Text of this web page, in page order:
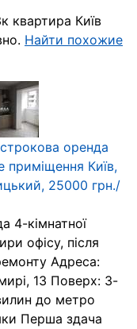
квартира Київ
Найти похожие
оренда
приміщення Київ,
25000 грн./
4-кімнатної
офісу, після
Адреса:
13 Поверх: 3-
до метро
Перша здача